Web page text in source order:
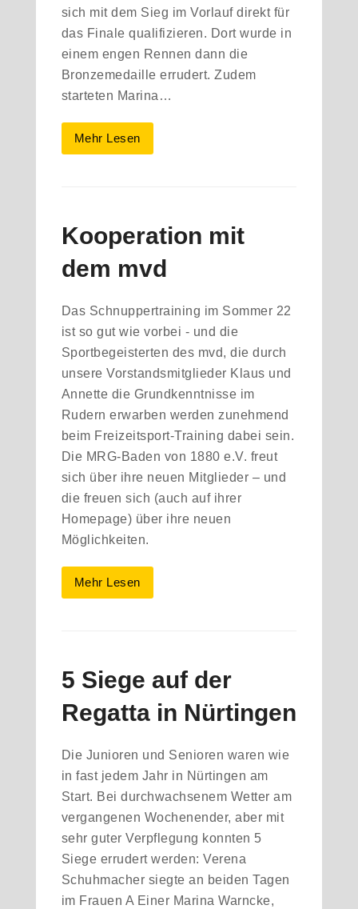
sich mit dem Sieg im Vorlauf direkt für
das Finale qualifizieren. Dort wurde in
einem engen Rennen dann die
Bronzemedaille errudert. Zudem
starteten Marina…
Mehr Lesen
Kooperation mit
dem mvd
Das Schnuppertraining im Sommer 22
ist so gut wie vorbei - und die
Sportbegeisterten des mvd, die durch
unsere Vorstandsmitglieder Klaus und
Annette die Grundkenntnisse im
Rudern erwarben werden zunehmend
beim Freizeitsport-Training dabei sein.
Die MRG-Baden von 1880 e.V. freut
sich über ihre neuen Mitglieder – und
die freuen sich (auch auf ihrer
Homepage) über ihre neuen
Möglichkeiten.
Mehr Lesen
5 Siege auf der
Regatta in Nürtingen
Die Junioren und Senioren waren wie
in fast jedem Jahr in Nürtingen am
Start. Bei durchwachsenem Wetter am
vergangenen Wochenender, aber mit
sehr guter Verpflegung konnten 5
Siege errudert werden: Verena
Schuhmacher siegte an beiden Tagen
im Frauen A Einer Marina Warncke,